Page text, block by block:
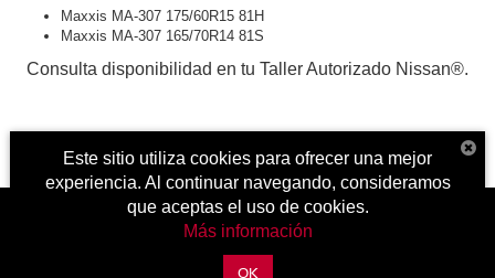
Maxxis MA-307 175/60R15 81H
Maxxis MA-307 165/70R14 81S
Consulta disponibilidad en tu Taller Autorizado Nissan®.
| Autos nuevos:
Este sitio utiliza cookies para ofrecer una mejor
experiencia. Al continuar navegando, consideramos
que aceptas el uso de cookies.
Más información
OK